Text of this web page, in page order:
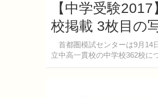
【中学受験
校掲載 3枚目の
首都圏模試センターは9月14
立中高一貫校の中学校362校に